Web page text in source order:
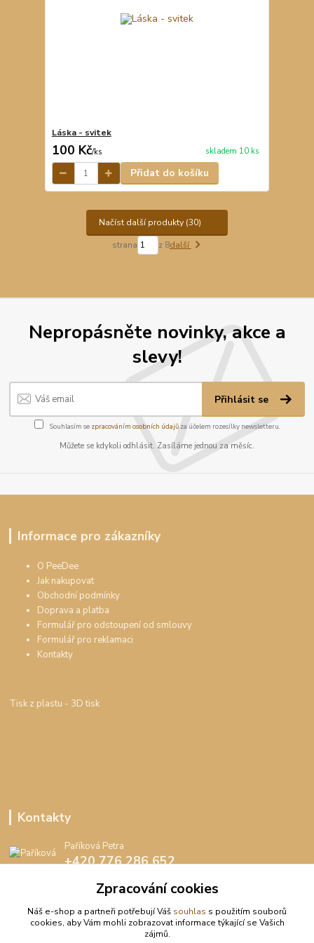
Láska - svitek
100 Kč/ks skladem 10 ks
Přidat do košíku
Načíst další produkty (30)
strana z 8další
Nepropásněte novinky, akce a
slevy!
Přihlásit se
Souhlasím se zpracováním osobních údajůza účelem rozesílky newsletteru.
Můžete se kdykoli odhlásit. Zasíláme jednou za měsíc.
Informace pro zákazníky
O PeeDee
Jak nakupovat
Obchodní podmínky
Doprava a platba
Formulář pro odstoupení od smlouvy
Formulář pro reklamaci
Kontakty
Tisk z plastu - 3D tisk
Kontakty
Paříková Petra
+420 776 286 652
Zpracování cookies
Náš e-shop a partneři potřebují Váš souhlas s použitím souborů
cookies, aby Vám mohli zobrazovat informace týkající se Vašich
zájmů.